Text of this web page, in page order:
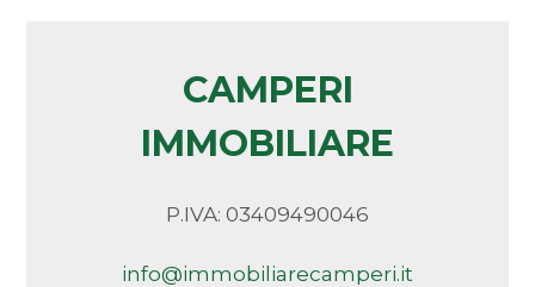
CAMPERI
IMMOBILIARE
P.IVA: 03409490046
info@immobiliarecamperi.it